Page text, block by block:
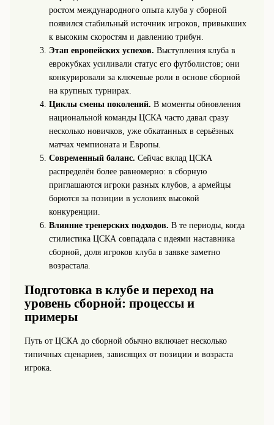
ростом международного опыта клуба у сборной
появился стабильный источник игроков, привыкших
к высоким скоростям и давлению трибун.
Этап европейских успехов. Выступления клуба в
еврокубках усиливали статус его футболистов; они
конкурировали за ключевые роли в основе сборной
на крупных турнирах.
Циклы смены поколений. В моменты обновления
национальной команды ЦСКА часто давал сразу
несколько новичков, уже обкатанных в серьёзных
матчах чемпионата и Европы.
Современный баланс. Сейчас вклад ЦСКА
распределён более равномерно: в сборную
приглашаются игроки разных клубов, а армейцы
борются за позиции в условиях высокой
конкуренции.
Влияние тренерских подходов. В те периоды, когда
стилистика ЦСКА совпадала с идеями наставника
сборной, доля игроков клуба в заявке заметно
возрастала.
Подготовка в клубе и переход на
уровень сборной: процессы и
примеры
Путь от ЦСКА до сборной обычно включает несколько
типичных сценариев, зависящих от позиции и возраста
игрока.